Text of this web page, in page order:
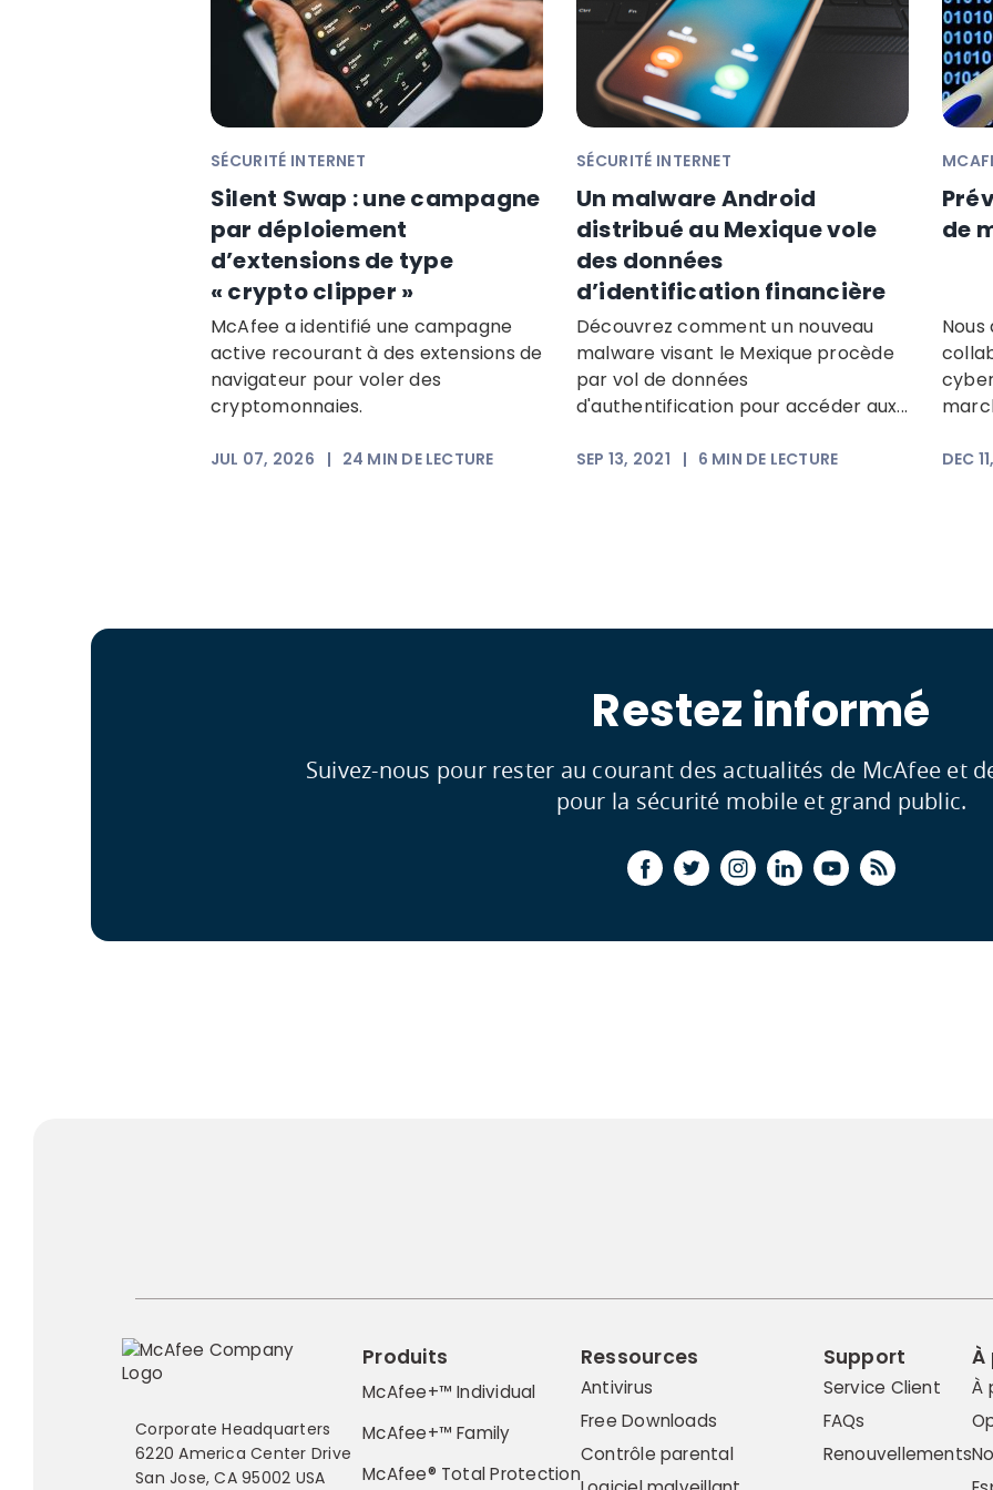
SÉCURITÉ INTERNET
Silent Swap : une campagne
par déploiement
d’extensions de type
« crypto clipper »
McAfee a identifié une campagne
active recourant à des extensions de
navigateur pour voler des
cryptomonnaies.
JUL 07, 2026 | 24 MIN DE LECTURE
SÉCURITÉ INTERNET
Un malware Android
distribué au Mexique vole
des données
d’identification financière
Découvrez comment un nouveau
malware visant le Mexique procède
par vol de données
d'authentification pour accéder aux...
SEP 13, 2021 | 6 MIN DE LECTURE
de
DEC
Restez informé
Suivez-nous pour rester au courant des actualités de McAfee et
pour la sécurité mobile et grand public.
Corporate Headquarters
6220 America Center Drive
San Jose, CA 95002 USA
Produits
McAfee+™ Individual
McAfee+™ Family
McAfee® Total Protection
Ressources
Antivirus
Free Downloads
Contrôle parental
Support
Service Client
FAQs
Renouvellements
À
À